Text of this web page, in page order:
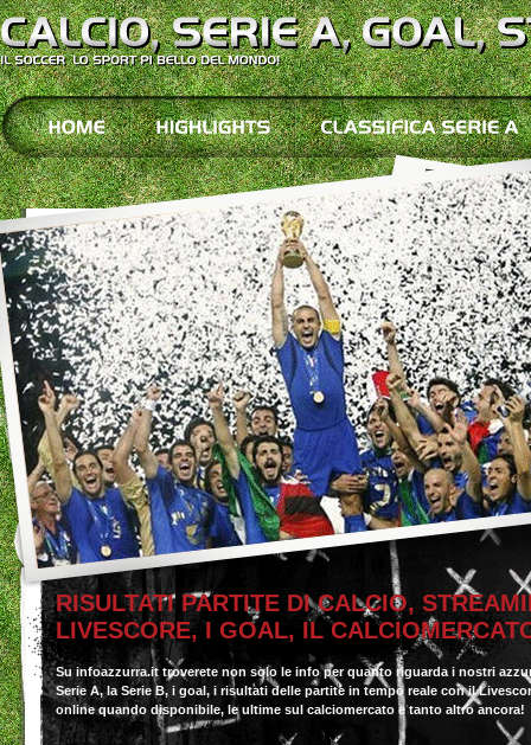
RISULTATI PARTITE DI CALCIO,
LIVESCORE, I GOAL, IL
Su infoazzurra.it troverete non solo le info per quanto riguarda i nostri
Serie A, la Serie B, i goal, i risultati delle partite in tempo reale con il
online quando disponibile, le ultime sul calciomercato e tanto altro ancora!